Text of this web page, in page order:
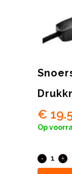
€
Op